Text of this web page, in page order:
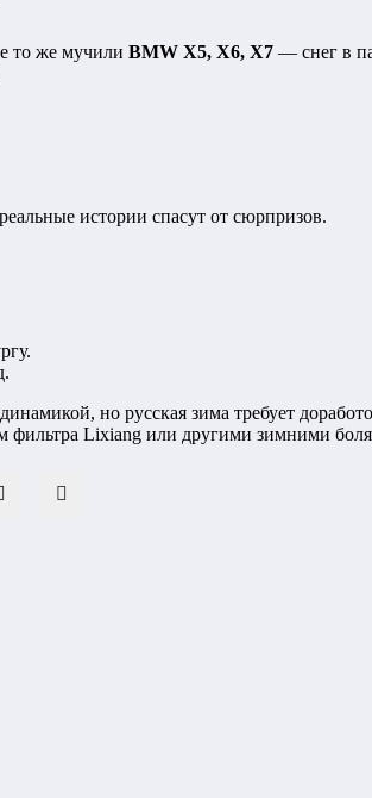
то же мучили BMW X5, X6, X7 — снег в
истории спасут от сюрпризов.
но русская зима требует
фильтра Lixiang или другими зимними